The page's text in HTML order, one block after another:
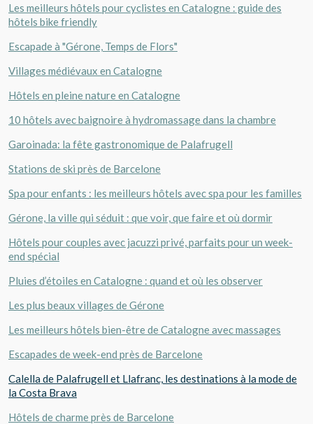
Les meilleurs hôtels pour cyclistes en Catalogne : guide des
hôtels bike friendly
Escapade à "Gérone, Temps de Flors"
Villages médiévaux en Catalogne
Hôtels en pleine nature en Catalogne
10 hôtels avec baignoire à hydromassage dans la chambre
Garoinada: la fête gastronomique de Palafrugell
Stations de ski près de Barcelone
Spa pour enfants : les meilleurs hôtels avec spa pour les familles
Gérone, la ville qui séduit : que voir, que faire et où dormir
Hôtels pour couples avec jacuzzi privé, parfaits pour un week-
end spécial
Pluies d’étoiles en Catalogne : quand et où les observer
Les plus beaux villages de Gérone
Les meilleurs hôtels bien-être de Catalogne avec massages
Escapades de week-end près de Barcelone
Calella de Palafrugell et Llafranc, les destinations à la mode de
la Costa Brava
Hôtels de charme près de Barcelone